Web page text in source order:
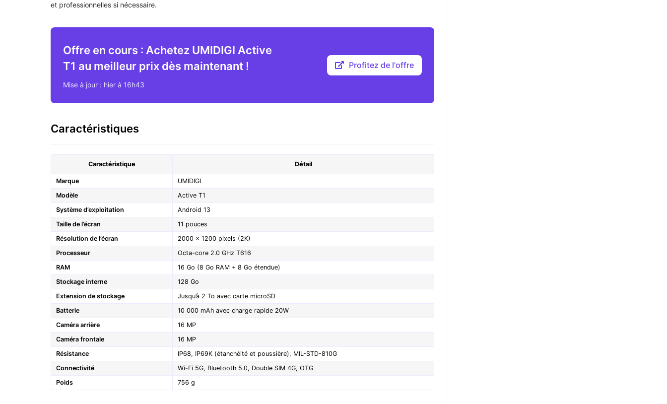
et professionnelles si nécessaire.
Offre en cours : Achetez UMIDIGI Active
T1 au meilleur prix dès maintenant !
Mise à jour : hier à 16h43
Profitez de l'offre
Caractéristiques
Caractéristique Détail
Marque
UMIDIGI
Modèle
Active T1
Système d’exploitation
Android 13
Taille de l’écran
11 pouces
Résolution de l’écran
2000 x 1200 pixels (2K)
Processeur
Octa-core 2.0 GHz T616
RAM
16 Go (8 Go RAM + 8 Go étendue)
Stockage interne
128 Go
Extension de stockage
Jusqu’à 2 To avec carte microSD
Batterie
10 000 mAh avec charge rapide 20W
Caméra arrière
16 MP
Caméra frontale
16 MP
Résistance
IP68, IP69K (étanchéité et poussière), MIL-STD-810G
Connectivité
Wi-Fi 5G, Bluetooth 5.0, Double SIM 4G, OTG
Poids
756 g